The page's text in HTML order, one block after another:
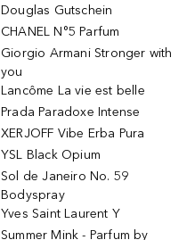
Douglas Gutschein
CHANEL N°5 Parfum
Giorgio Armani Stronger with
you
Lancôme La vie est belle
Prada Paradoxe Intense
XERJOFF Vibe Erba Pura
YSL Black Opium
Sol de Janeiro No. 59
Bodyspray
Yves Saint Laurent Y
Summer Mink - Parfum by